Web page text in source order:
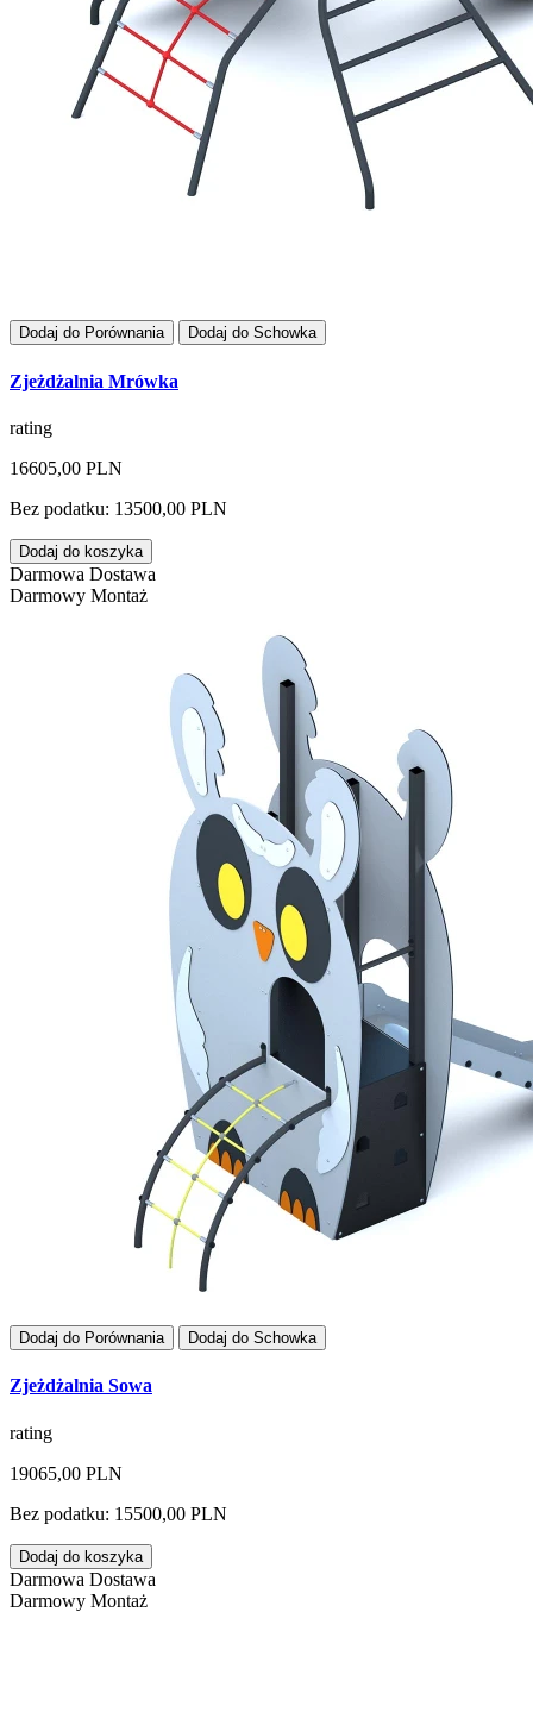
Dodaj do Porównania Dodaj do Schowka
Zjeżdżalnia Mrówka
rating
16605,00 PLN
Bez podatku: 13500,00 PLN
Dodaj do koszyka
Darmowa Dostawa
Darmowy Montaż
Dodaj do Porównania Dodaj do Schowka
Zjeżdżalnia Sowa
rating
19065,00 PLN
Bez podatku: 15500,00 PLN
Dodaj do koszyka
Darmowa Dostawa
Darmowy Montaż